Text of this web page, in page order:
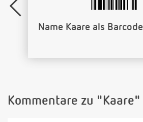
Name Kaare als Barcode
Kommentare zu "Kaare"